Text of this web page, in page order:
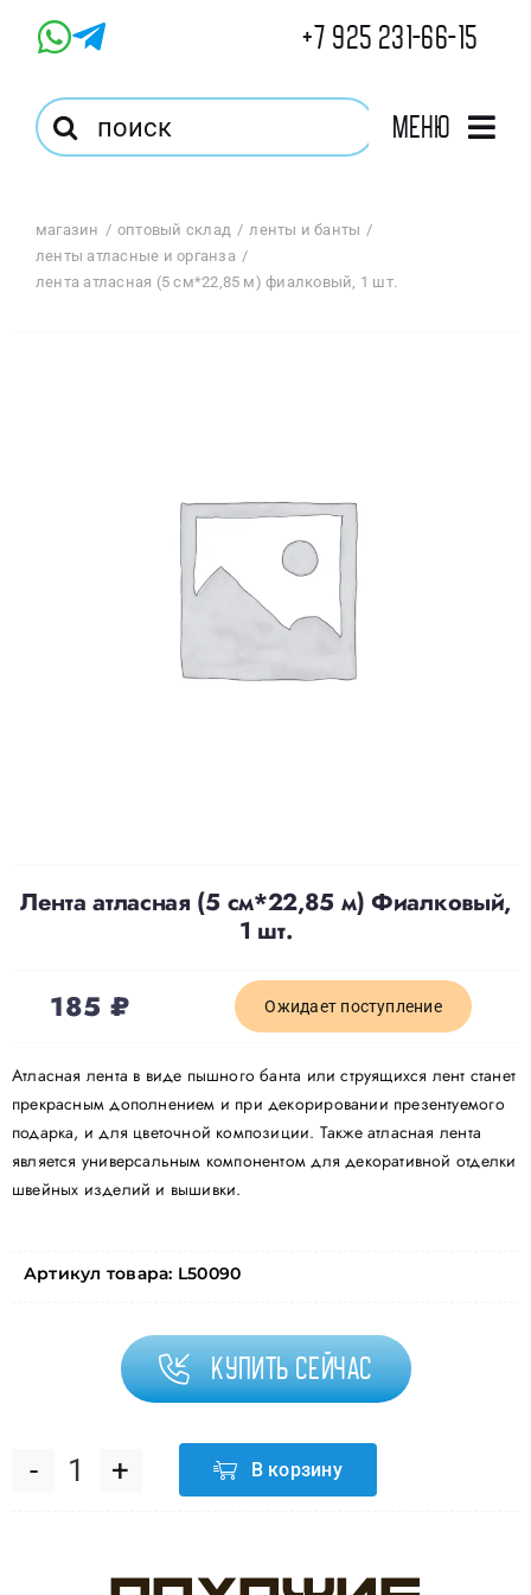
+7 925 231-66-15
Результат
поиска:
Меню
Магазин
Политика конфиденциальности
магазин оптовый склад
ленты и банты
ленты атласные и органза
лента атласная (5 см*22,85 м) фиалковый, 1 шт.
Лента атласная (5 см*22,85 м) Фиалковый,
1 шт.
185 ₽ Ожидает поступление
Атласная лента в виде пышного банта или струящихся лент станет
прекрасным дополнением и при декорировании презентуемого
подарка, и для цветочной композиции. Также атласная лента
является универсальным компонентом для декоративной отделки
швейных изделий и вышивки.
Артикул товара: L50090
Купить сейчас
Количество
В корзину